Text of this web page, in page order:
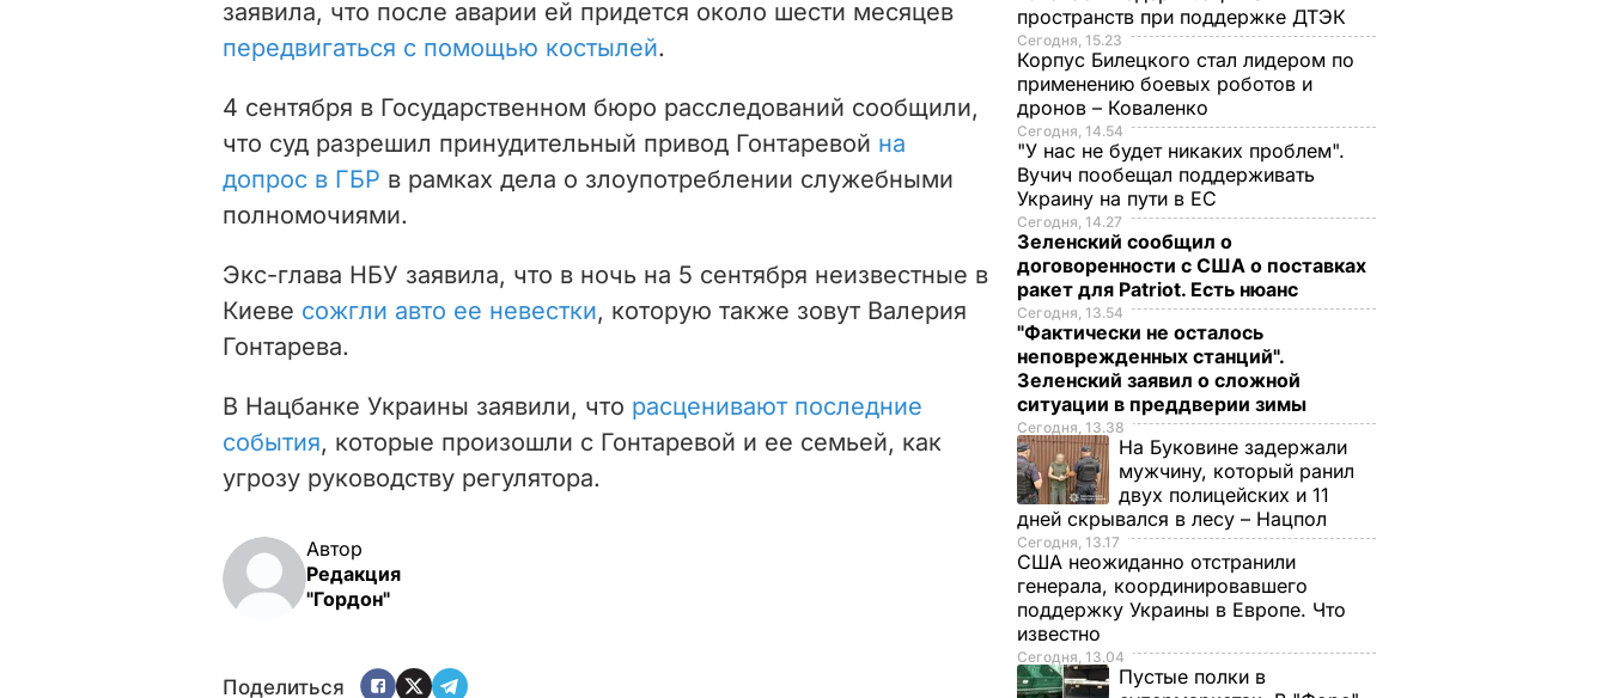
заявила, что после аварии ей придется около шести месяцев
передвигаться с помощью костылей.
4 сентября в Государственном бюро расследований сообщили,
что суд разрешил принудительный привод Гонтаревой на
допрос в ГБР в рамках дела о злоупотреблении служебными
полномочиями.
Экс-глава НБУ заявила, что в ночь на 5 сентября неизвестные в
Киеве сожгли авто ее невестки, которую также зовут Валерия
Гонтарева.
В Нацбанке Украины заявили, что расценивают последние
события, которые произошли с Гонтаревой и ее семьей, как
угрозу руководству регулятора.
Автор
Редакция
"Гордон"
Поделиться
пространств при поддержке ДТЭК​
Сегодня, 15.23
Корпус Билецкого стал лидером по
применению боевых роботов и
дронов – Коваленко
Сегодня, 14.54
"У нас не будет никаких проблем".
Вучич пообещал поддерживать
Украину на пути в ЕС
Сегодня, 14.27
Зеленский сообщил о
договоренности с США о поставках
ракет для Patriot. Есть нюанс
Сегодня, 13.54
"Фактически не осталось
неповрежденных станций".
Зеленский заявил о сложной
ситуации в преддверии зимы
Сегодня, 13.38
На Буковине задержали
мужчину, который ранил
двух полицейских и 11
дней скрывался в лесу – Нацпол
Сегодня, 13.17
США неожиданно отстранили
генерала, координировавшего
поддержку Украины в Европе. Что
известно
Сегодня, 13.04
Пустые полки в